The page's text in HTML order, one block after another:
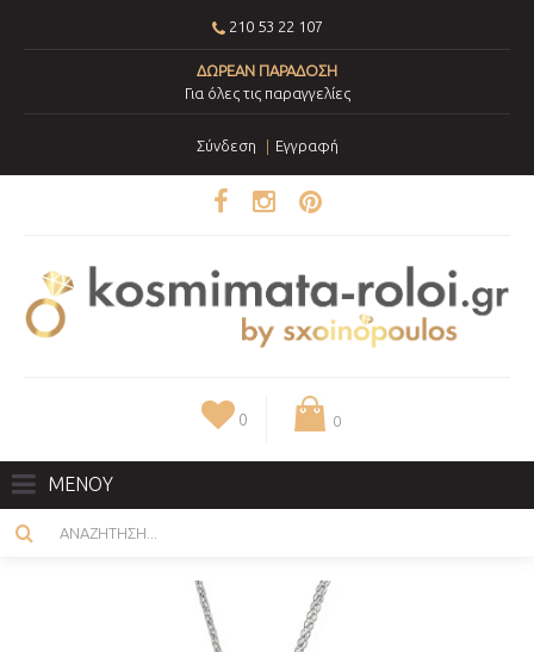
210 53 22 107
ΔΩΡΕΑΝ ΠΑΡΑΔΟΣΗ
Για όλες τις παραγγελίες
Σύνδεση Εγγραφή
0 0
ΜΕΝΟΥ